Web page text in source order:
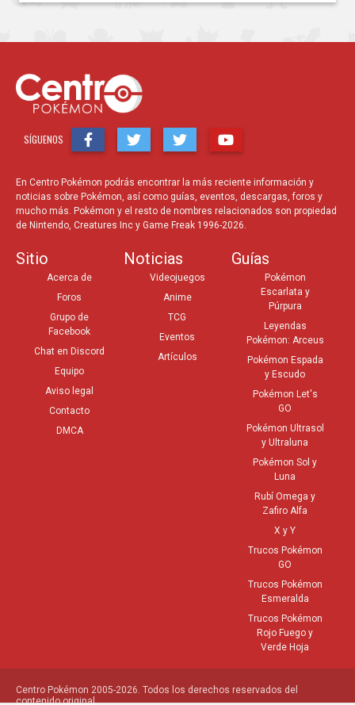
SÍGUENOS
En Centro Pokémon podrás encontrar la más reciente información y
noticias sobre Pokémon, así como guías, eventos, descargas, foros y
mucho más. Pokémon y el resto de nombres relacionados son propiedad
de Nintendo, Creatures Inc y Game Freak 1996-2026.
Sitio
Acerca de
Foros
Grupo de
Facebook
Chat en Discord
Equipo
Aviso legal
Contacto
DMCA
Noticias
Videojuegos
Anime
TCG
Eventos
Artículos
Guías
Pokémon
Escarlata y
Púrpura
Leyendas
Pokémon: Arceus
Pokémon Espada
y Escudo
Pokémon Let's
GO
Pokémon Ultrasol
y Ultraluna
Pokémon Sol y
Luna
Rubí Omega y
Zafiro Alfa
X y Y
Trucos Pokémon
GO
Trucos Pokémon
Esmeralda
Trucos Pokémon
Rojo Fuego y
Verde Hoja
Centro Pokémon 2005-2026. Todos los derechos reservados del
contenido original.